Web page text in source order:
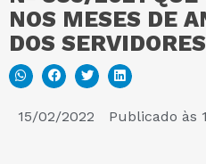
NOS MESES DE
DOS
15/02/2022 Publicado às
E-SIC